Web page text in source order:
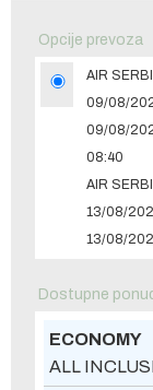
Opcije prevoza
AIR
09/08/
09/08/
08:40
AIR
13/08/
13/08/
Dostupne
ECONOMY
ALL